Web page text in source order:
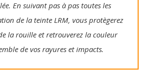
En suivant pas à pas toutes les
de la teinte LRM, vous protègerez
la rouille et retrouverez la couleur
de vos rayures et impacts.